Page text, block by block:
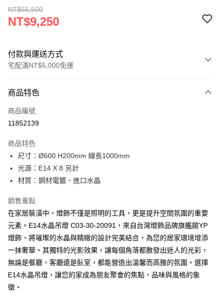
NT$55,500
NT$9,250
付款與運送方式
宅配滿NT$5,000免運
信用卡一次付款
LINE Pay
街口支付
悠遊付
全盈+PAY
AFTEE先享後付
相關說明
【關於「AFTEE先享後付」】
AFTEE先享後付是「在收到商品之後才付款」的支付方式。 讓您購物簡單
便利好安心！
１．簡單：不需註冊會員、不需綁卡、不需儲值。
２．便利：只要手機號碼，簡訊認證，即可結帳。
商品特色
商品編號
11852139
商品特色
尺寸：Ø600 H200mm 線長1000mm
光源：E14 X 8 另計
材質：鋼材電鍍、進口水晶
銷售重點
在家居裝潢中，燈飾不僅是照明的工具，更是提升空間氛圍的重要
元素。E14水晶吊燈 C03-30-20091，來自台灣燈飾品牌旗艦館YP
燈飾，將璀璨的水晶與精緻的設計完美結合，為您的居家環境增添
一抹奢華。其獨特的光影效果，讓每個角落都散發出迷人的光彩，
無論是餐廳、客廳還是臥室，都能營造出溫馨而高雅的氛圍。選擇
E14水晶吊燈，讓您的家成為朋友聚會的焦點，品味與風格的象
徵。